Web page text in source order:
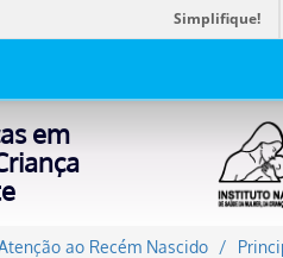
Simplifique!
em
ao Recém Nascido